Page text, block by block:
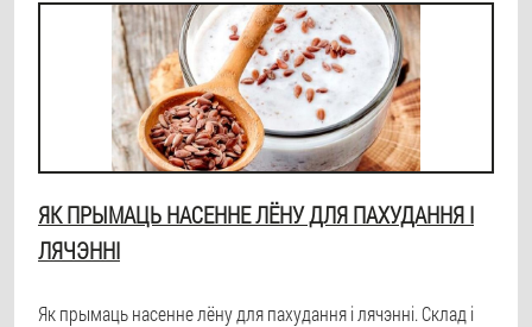
ЯК ПРЫМАЦЬ НАСЕННЕ ЛЁНУ ДЛЯ ПАХУДАННЯ І
ЛЯЧЭННІ
Як прымаць насенне лёну для пахудання і лячэнні. Склад і